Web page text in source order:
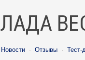
ЛАДА
Новости · Отзывы · Тест-